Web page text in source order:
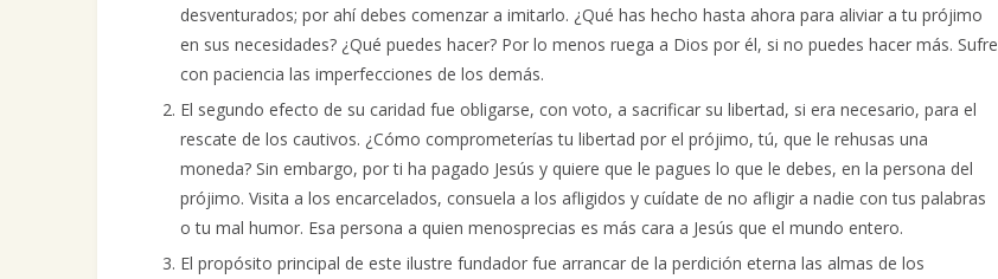
desventurados; por ahí debes comenzar a imitarlo. ¿Qué has hecho hasta ahora para aliviar a tu prójimo
en sus necesidades? ¿Qué puedes hacer? Por lo menos ruega a Dios por él, si no puedes hacer más. Sufre
con paciencia las imperfecciones de los demás.
El segundo efecto de su caridad fue obligarse, con voto, a sacrificar su libertad, si era necesario, para el
rescate de los cautivos. ¿Cómo comprometerías tu libertad por el prójimo, tú, que le rehusas una
moneda? Sin embargo, por ti ha pagado Jesús y quiere que le pagues lo que le debes, en la persona del
prójimo. Visita a los encarcelados, consuela a los afligidos y cuídate de no afligir a nadie con tus palabras
o tu mal humor. Esa persona a quien menosprecias es más cara a Jesús que el mundo entero.
El propósito principal de este ilustre fundador fue arrancar de la perdición eterna las almas de los